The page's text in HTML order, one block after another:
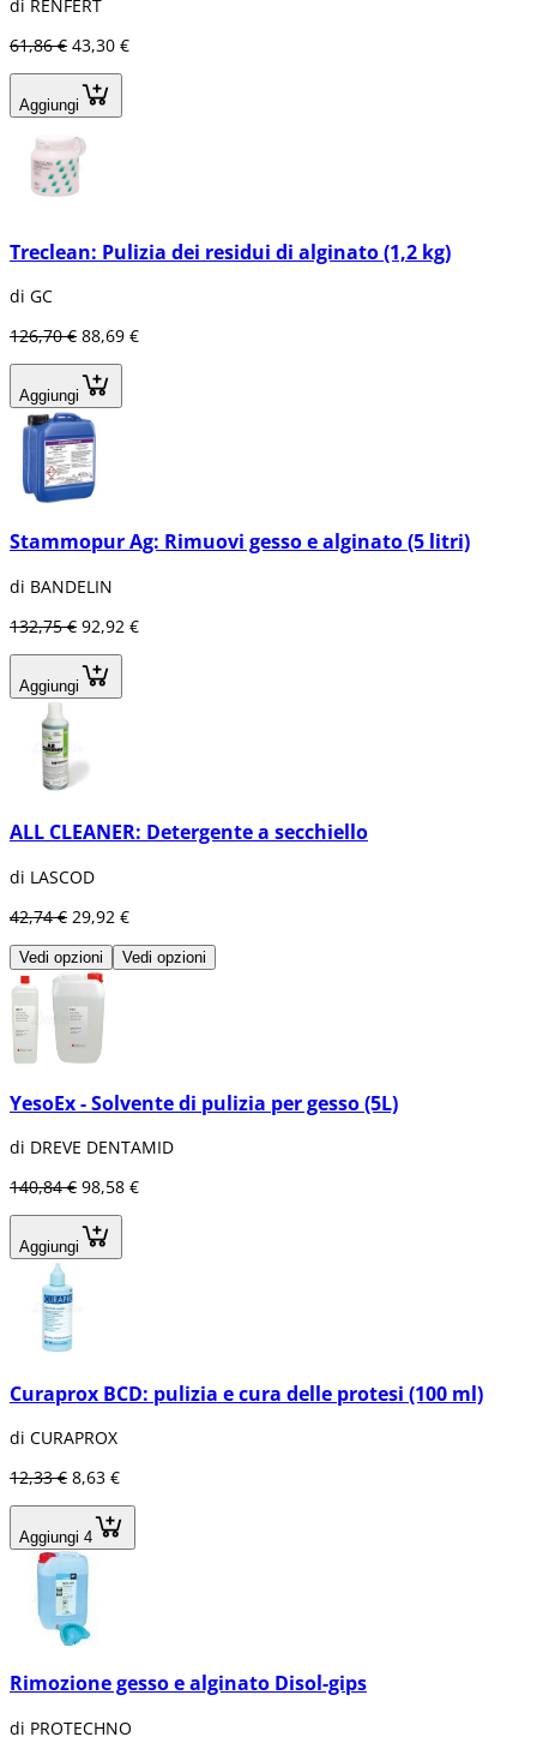
di RENFERT
61,86 € 43,30 €
Aggiungi
Treclean: Pulizia dei residui di alginato (1,2 kg)
di GC
126,70 € 88,69 €
Aggiungi
Stammopur Ag: Rimuovi gesso e alginato (5 litri)
di BANDELIN
132,75 € 92,92 €
Aggiungi
ALL CLEANER: Detergente a secchiello
di LASCOD
42,74 € 29,92 €
Vedi opzioni Vedi opzioni
YesoEx - Solvente di pulizia per gesso (5L)
di DREVE DENTAMID
140,84 € 98,58 €
Aggiungi
Curaprox BCD: pulizia e cura delle protesi (100 ml)
di CURAPROX
12,33 € 8,63 €
Aggiungi 4
Rimozione gesso e alginato Disol-gips
di PROTECHNO